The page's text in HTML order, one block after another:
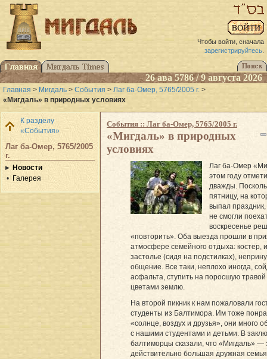
Чтобы войти, сначала
зарегистрируйтесь.
26 ава 5786 / 9 августа 2026
Главная > Мигдаль > События > Лаг ба-Омер, 5765/2005 г. >
«Мигдаль» в природных условиях
К разделу
«События»
Лаг ба-Омер, 5765/2005
г.
Новости
Галерея
События :: Лаг ба-Омер, 5765/2005 г.
«Мигдаль» в природных
условиях
Лаг ба-Омер
этом году
дважды.
пятницу, на
выпал
не смогли
воскресенье
«повторить». Оба выезда прошли в
атмосфере семейного отдыха: костер,
застолье (сидя на подстилках),
общение. Все таки, неплохо иногда,
асфальта, ступить на поросшую травой
цветами землю.
На второй пикник к нам пожаловали
студенты из Балтимора. Им тоже
«солнце, воздух и друзья», они много
с нашими студентами и детьми. В
балтиморцы сказали, что «Мигдаль» —
действительно большая дружная